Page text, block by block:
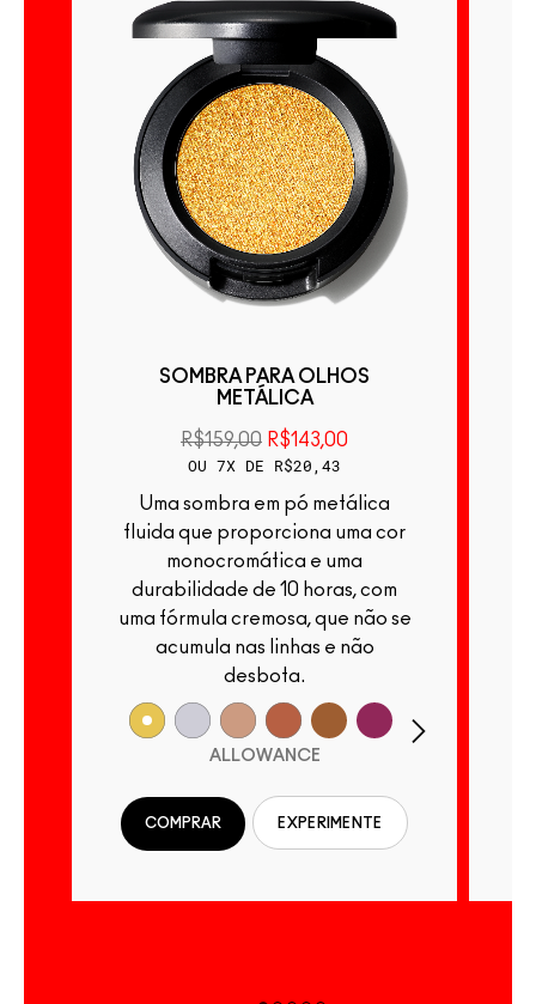
SOMBRA PARA OLHOS
METÁLICA
R$159,00 R$143,00
OU 7X DE R$20,43
Uma sombra em pó metálica
fluida que proporciona uma cor
monocromática e uma
durabilidade de 10 horas, com
uma fórmula cremosa, que não se
acumula nas linhas e não
desbota.
ALLOWANCE
COMPRAR EXPERIMENTE